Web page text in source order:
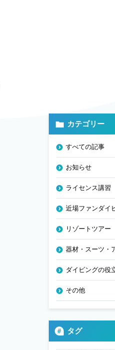
カテゴリー
すべての記事
お知らせ
ライセンス講習
近場ファンダイ
リゾートツアー
器材・スーツ・
ダイビングの役
その他
タグ